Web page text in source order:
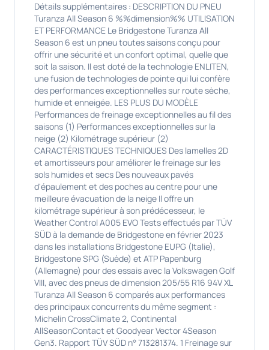
Détails supplémentaires : DESCRIPTION DU PNEU
Turanza All Season 6 %%dimension%% UTILISATION
ET PERFORMANCE Le Bridgestone Turanza All
Season 6 est un pneu toutes saisons conçu pour
offrir une sécurité et un confort optimal, quelle que
soit la saison. Il est doté de la technologie ENLITEN,
une fusion de technologies de pointe qui lui confère
des performances exceptionnelles sur route sèche,
humide et enneigée. LES PLUS DU MODÈLE
Performances de freinage exceptionnelles au fil des
saisons (1) Performances exceptionnelles sur la
neige (2) Kilométrage supérieur (2)
CARACTÉRISTIQUES TECHNIQUES Des lamelles 2D
et amortisseurs pour améliorer le freinage sur les
sols humides et secs Des nouveaux pavés
d'épaulement et des poches au centre pour une
meilleure évacuation de la neige Il offre un
kilométrage supérieur à son prédécesseur, le
Weather Control A005 EVO Tests effectués par TÜV
SÜD à la demande de Bridgestone en février 2023
dans les installations Bridgestone EUPG (Italie),
Bridgestone SPG (Suède) et ATP Papenburg
(Allemagne) pour des essais avec la Volkswagen Golf
VIII, avec des pneus de dimension 205/55 R16 94V XL
Turanza All Season 6 comparés aux performances
des principaux concurrents du même segment :
Michelin CrossClimate 2, Continental
AllSeasonContact et Goodyear Vector 4Season
Gen3. Rapport TÜV SÜD n° 713281374. 1 Freinage sur